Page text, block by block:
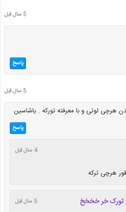
5 سال قبل
پاسخ
5 سال قبل
هرچی لوتی و با معرفته تورکه . یاشاسین
پاسخ
4 سال قبل
هرچی ترکه
تورک خر خخخخ 5 سال قبل